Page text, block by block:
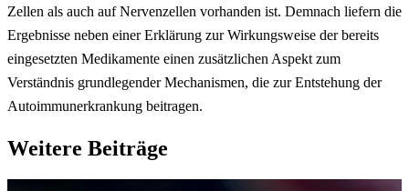
Zellen als auch auf Nervenzellen vorhanden ist. Demnach liefern die
Ergebnisse neben einer Erklärung zur Wirkungsweise der bereits
eingesetzten Medikamente einen zusätzlichen Aspekt zum
Verständnis grundlegender Mechanismen, die zur Entstehung der
Autoimmunerkrankung beitragen.
Weitere Beiträge